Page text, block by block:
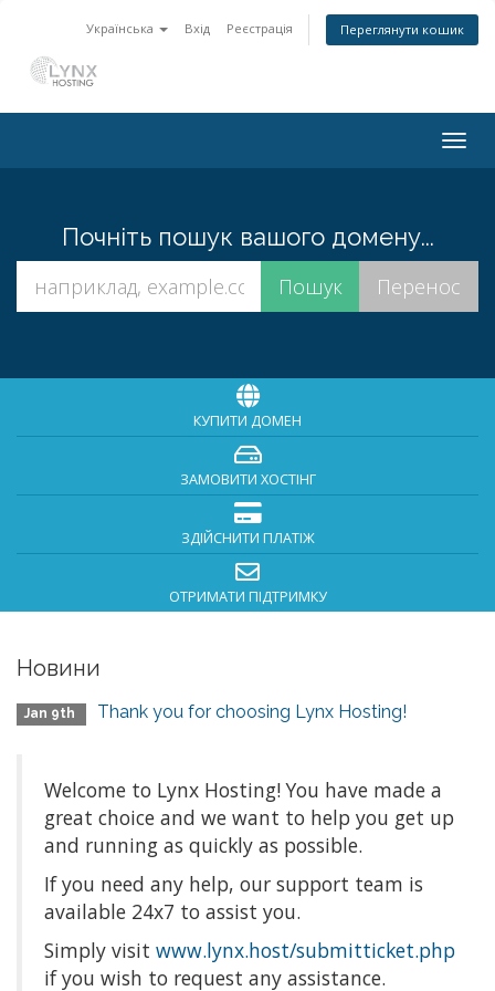
Українська Вхід Реєстрація Переглянути кошик
Почніть пошук вашого домену...
КУПИТИ ДОМЕН
ЗАМОВИТИ ХОСТІНГ
ЗДІЙСНИТИ ПЛАТІЖ
ОТРИМАТИ ПІДТРИМКУ
Новини
Jan 9th Thank you for choosing Lynx Hosting!
Welcome to Lynx Hosting! You have made a
great choice and we want to help you get up
and running as quickly as possible.
If you need any help, our support team is
available 24x7 to assist you.
Simply visit www.lynx.host/submitticket.php
if you wish to request any assistance.